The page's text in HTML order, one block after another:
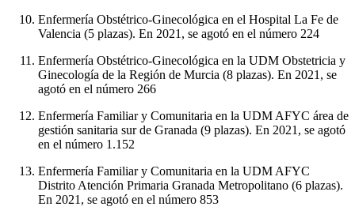
Enfermería Obstétrico-Ginecológica en el Hospital La Fe de
Valencia (5 plazas). En 2021, se agotó en el número 224
Enfermería Obstétrico-Ginecológica en la UDM Obstetricia y
Ginecología de la Región de Murcia (8 plazas). En 2021, se
agotó en el número 266
Enfermería Familiar y Comunitaria en la UDM AFYC área de
gestión sanitaria sur de Granada (9 plazas). En 2021, se agotó
en el número 1.152
Enfermería Familiar y Comunitaria en la UDM AFYC
Distrito Atención Primaria Granada Metropolitano (6 plazas).
En 2021, se agotó en el número 853